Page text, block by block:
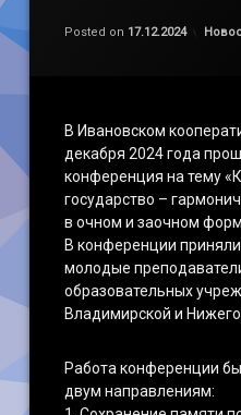
Posted on 17.12.2024
by
В Ивановском
декабря 2024 года
конференция на тему
государство –
в очном и заочном
В конференции
молодые
образовательных
Владимирской и
Работа конференции
двум направлениям: